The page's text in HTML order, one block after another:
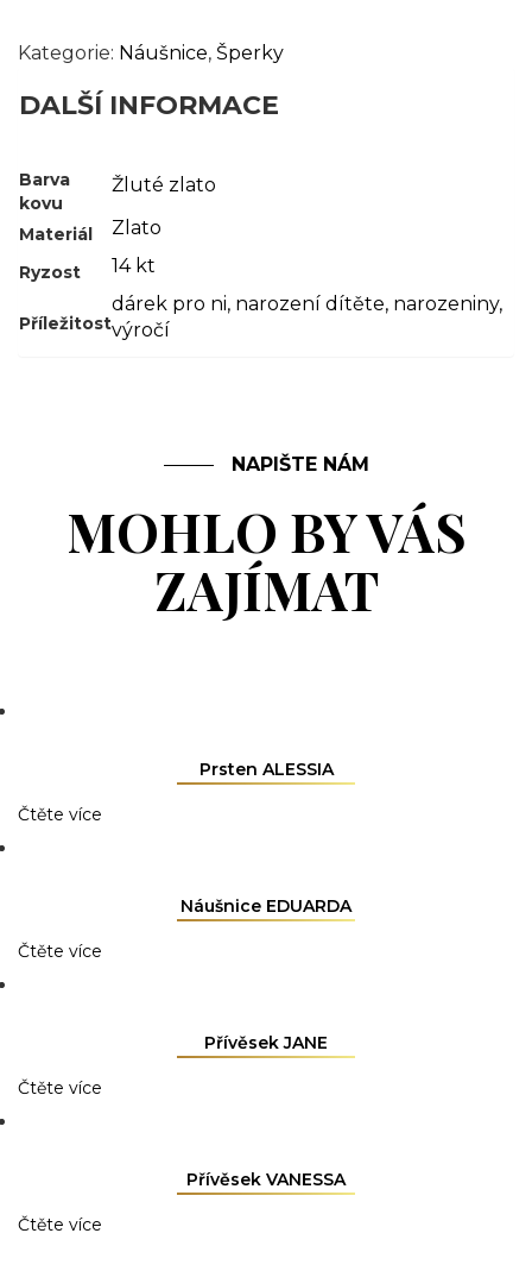
KONTAKT
Kategorie: Náušnice, Šperky
DALŠÍ INFORMACE
Barva
kovu
Žluté zlato
Materiál Zlato
Ryzost 14 kt
Příležitost
dárek pro ni, narození dítěte, narozeniny,
výročí
NAPIŠTE NÁM
MOHLO BY VÁS
ZAJÍMAT
Prsten ALESSIA
Čtěte více
Náušnice EDUARDA
Čtěte více
Přívěsek JANE
Čtěte více
Přívěsek VANESSA
Čtěte více